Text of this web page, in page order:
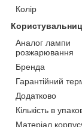
Колір
Аналог лампи
розжарювання
Бренда
Гарантійний
Додатково
Кількість в
Матеріал